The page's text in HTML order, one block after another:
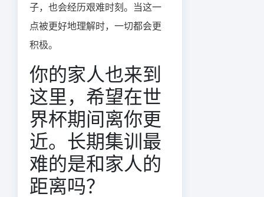
子，也会经历艰难时刻。当这一
点被更好地理解时，一切都会更
积极。
你的家人也来到
这里，希望在世
界杯期间离你更
近。长期集训最
难的是和家人的
距离吗？